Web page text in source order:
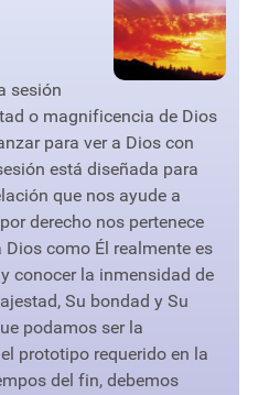
sesión
o magnificencia de Dios
para ver a Dios con
está diseñada para
que nos ayude a
derecho nos pertenece
Dios como Él realmente es
conocer la inmensidad de
Su bondad y Su
podamos ser la
prototipo requerido en la
del fin, debemos